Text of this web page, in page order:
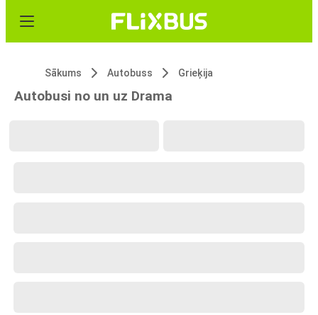
Sākums Autobuss Grieķija
Autobusi no un uz Drama